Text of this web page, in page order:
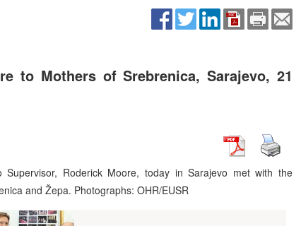
to Mothers of Srebrenica, Sarajevo, 21
Supervisor, Roderick Moore, today in Sarajevo met with the
and Žepa. Photographs: OHR/EUSR